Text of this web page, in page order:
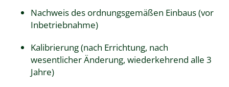
Nachweis des ordnungsgemäßen Einbaus (vor
Inbetriebnahme)
Kalibrierung (nach Errichtung, nach
wesentlicher Änderung, wiederkehrend alle 3
Jahre)